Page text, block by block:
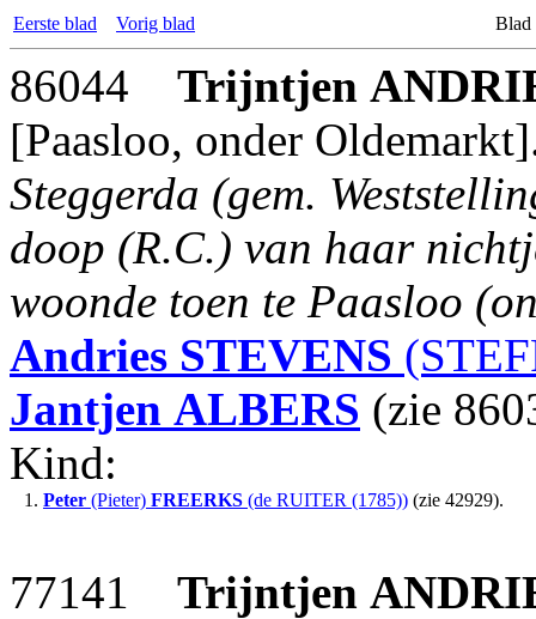
Eerste blad Vorig blad Blad
86044 Trijntjen
[Paasloo, onder
Steggerda (gem.
doop (R.C.) van haar
woonde toen te Paasloo
Andries STEVENS
Jantjen ALBERS (zie
Kind:
1. Peter (Pieter) FREERKS (de RUITER (1785)) (zie 42929).
77141 Trijntjen